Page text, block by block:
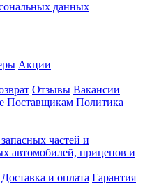
данных
Акции
Отзывы Вакансии
Поставщикам Политика
частей и
автомобилей, прицепов и
Доставка и оплата Гарантия